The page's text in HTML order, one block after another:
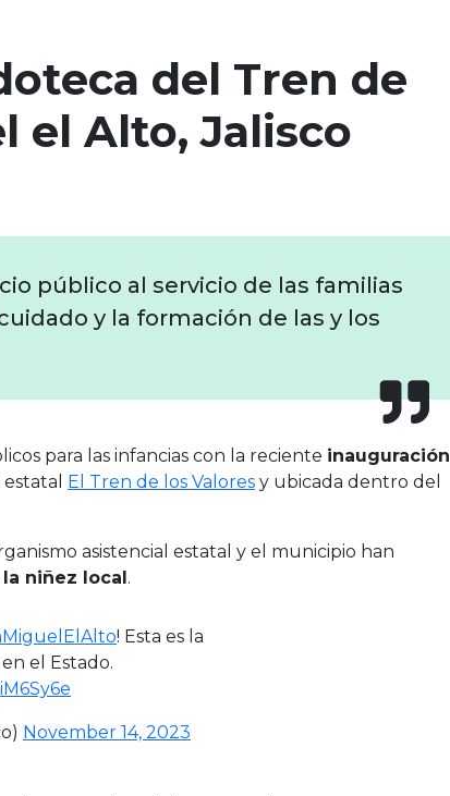
del Tren de
el Alto, Jalisco
público al servicio de las familias
y la formación de las y los
para las infancias con la reciente inauguración
El Tren de los Valores y ubicada dentro del
asistencial estatal y el municipio han
niñez local.
! Esta es la
el Estado.
November 14, 2023